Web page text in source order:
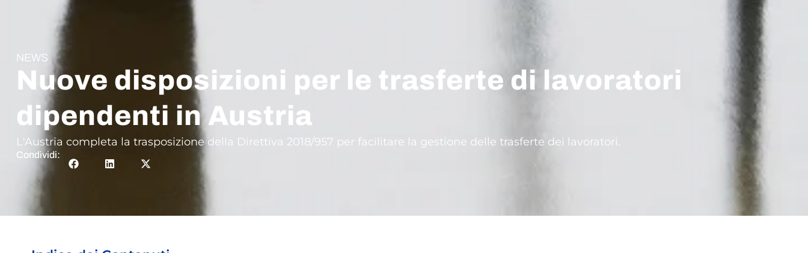
NEWS
Nuove disposizioni per le trasferte di lavoratori
dipendenti in Austria
L'Austria completa la trasposizione della Direttiva 2018/957 per facilitare la gestione delle trasferte dei lavoratori.
Condividi: